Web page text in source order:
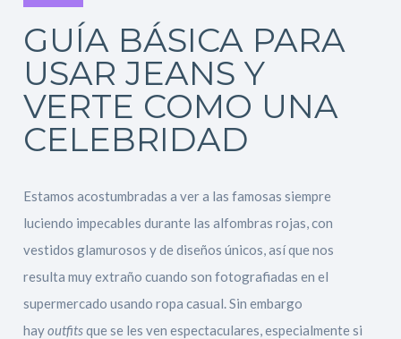
GUÍA BÁSICA PARA
USAR JEANS Y
VERTE COMO UNA
CELEBRIDAD
Estamos acostumbradas a ver a las famosas siempre
luciendo impecables durante las alfombras rojas, con
vestidos glamurosos y de diseños únicos, así que nos
resulta muy extraño cuando son fotografiadas en el
supermercado usando ropa casual. Sin embargo
hayoutfitsque se les ven espectaculares, especialmente si